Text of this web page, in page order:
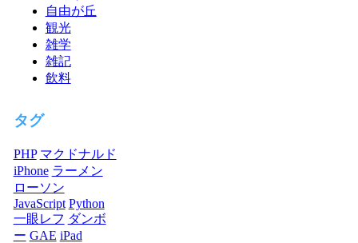
自由が丘
観光
雑学
雑記
飲料
タグ
PHP マクドナルド
iPhone ラーメン
ローソン
JavaScript Python
一眼レフ ダンボ
ー GAE iPad